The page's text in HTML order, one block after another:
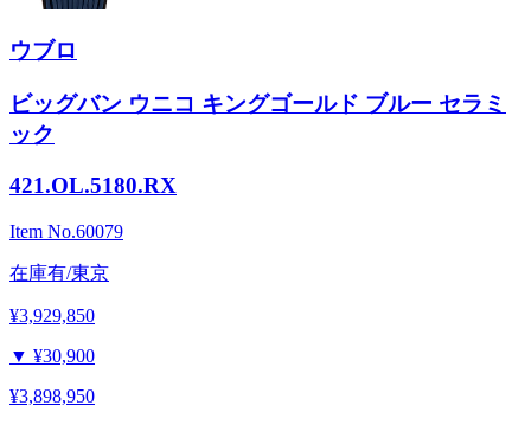
ウブロ
ビッグバン ウニコ キングゴールド ブルー セラミ
ック
421.OL.5180.RX
Item No.60079
在庫有/東京
¥3,929,850
▼ ¥30,900
¥3,898,950